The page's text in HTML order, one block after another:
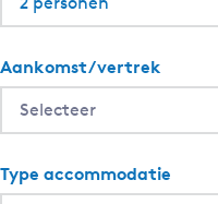
Aankomst/vertrek
Type accommodatie